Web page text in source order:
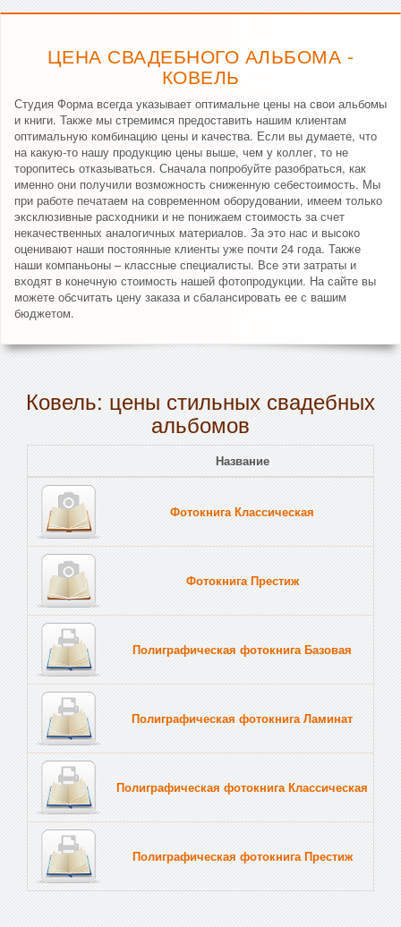
ЦЕНА СВАДЕБНОГО АЛЬБОМА -
КОВЕЛЬ
Студия Форма всегда указывает оптимальне цены на свои альбомы
и книги. Также мы стремимся предоставить нашим клиентам
оптимальную комбинацию цены и качества. Если вы думаете, что
на какую-то нашу продукцию цены выше, чем у коллег, то не
торопитесь отказываться. Сначала попробуйте разобраться, как
именно они получили возможность сниженную себестоимость. Мы
при работе печатаем на современном оборудовании, имеем только
эксклюзивные расходники и не понижаем стоимость за счет
некачественных аналогичных материалов. За это нас и высоко
оценивают наши постоянные клиенты уже почти 24 года. Также
наши компаньоны – классные специалисты. Все эти затраты и
входят в конечную стоимость нашей фотопродукции. На сайте вы
можете обсчитать цену заказа и сбалансировать ее с вашим
бюджетом.
Ковель: цены стильных свадебных
альбомов
Название
Фотокнига Классическая
Фотокнига Престиж
Полиграфическая фотокнига Базовая
Полиграфическая фотокнига Ламинат
Полиграфическая фотокнига Классическая
Полиграфическая фотокнига Престиж